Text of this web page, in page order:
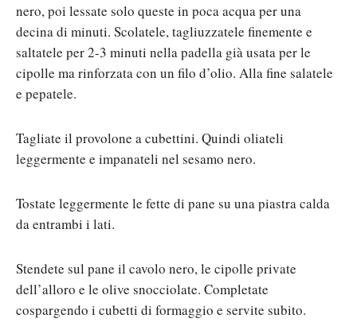
nero, poi lessate solo queste in poca acqua per una
decina di minuti. Scolatele, tagliuzzatele finemente e
saltatele per 2-3 minuti nella padella già usata per le
cipolle ma rinforzata con un filo d’olio. Alla fine salatele
e pepatele.
Tagliate il provolone a cubettini. Quindi oliateli
leggermente e impanateli nel sesamo nero.
Tostate leggermente le fette di pane su una piastra calda
da entrambi i lati.
Stendete sul pane il cavolo nero, le cipolle private
dell’alloro e le olive snocciolate. Completate
cospargendo i cubetti di formaggio e servite subito.